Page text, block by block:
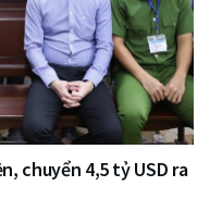
chuyển 4,5 tỷ USD ra